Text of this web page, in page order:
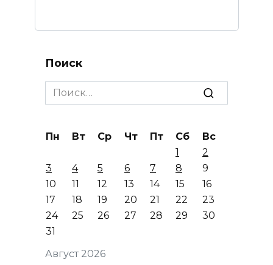
Поиск
Search
for:
Август 2026
Пн Вт Ср Чт Пт Сб
Вс
1
2
3
4 5 6 7 8
9
10
11 12 13 14 15
16
17
18 19 20 21 22
23
24
25 26 27 28 29
30
31